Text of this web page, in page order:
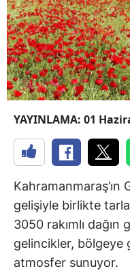
YAYINLAMA: 01
Kahramanmaraş’ın
gelişiyle birlikte
3050 rakımlı
gelincikler, bölgeye
atmosfer sunuyor.